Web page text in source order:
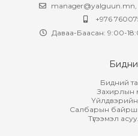
manager@yalguun.mn
+976
Даваа-Баасан: 9:00-
Бидний
Захирлын
Үйлдвэрийн
Салбарын
Түгээмэл